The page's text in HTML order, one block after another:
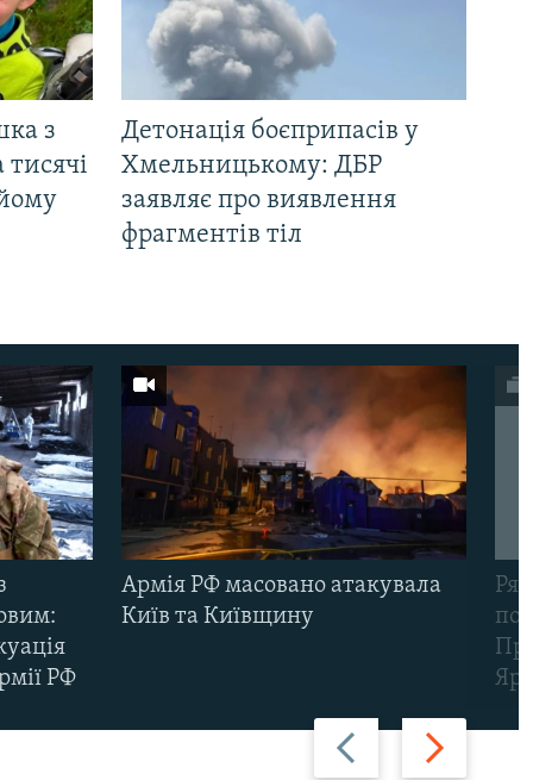
з
Детонація боєприпасів у
Хмельницькому: ДБР
заявляє про виявлення
фрагментів тіл
Назад Вперед
РФ
Армія РФ масовано атакувала
Київ та Київщину